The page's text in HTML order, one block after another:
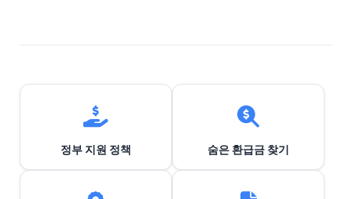
정부 지원 정책 숨은 환급금 찾기